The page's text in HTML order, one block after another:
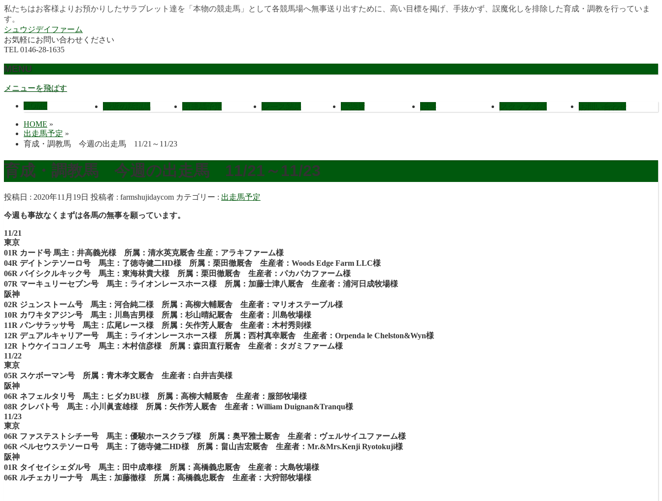
私たちはお客様よりお預かりしたサラブレット達を「本物の競走馬」として各競馬場へ無事送り出すために、高い目標を掲げ、手抜かず、誤魔化しを排除した育成・調教を行っていま
す。
シュウジデイファーム
お気軽にお問い合わせください
TEL 0146-28-1635
MENU
メニューを飛ばす
HOME »
出走馬予定 »
育成・調教馬 今週の出走馬 11/21～11/23
育成・調教馬 今週の出走馬 11/21～11/23
投稿日 : 2020年11月19日 投稿者 : farmshujidaycom カテゴリー : 出走馬予定
今週も事故なくまずは各馬の無事を願っています。
11/21
東京
01R カード号 馬主：井高義光様 所属：清水英克厩舎 生産：アラキファーム様
04R デイトンテソーロ号 馬主：了徳寺健二HD様 所属：栗田徹厩舎 生産者：Woods Edge Farm LLC様
06R バイシクルキック号 馬主：東海林貴大様 所属：栗田徹厩舎 生産者：パカパカファーム様
07R マーキュリーセブン号 馬主：ライオンレースホース様 所属：加藤士津八厩舎 生産者：浦河日成牧場様
阪神
02R ジュンストーム号 馬主：河合純二様 所属：高柳大輔厩舎 生産者：マリオステーブル様
10R カワキタアジン号 馬主：川島吉男様 所属：杉山晴紀厩舎 生産者：川島牧場様
11R パンサラッサ号 馬主：広尾レース様 所属：矢作芳人厩舎 生産者：木村秀則様
12R デュアルキャリアー号 馬主：ライオンレースホース様 所属：西村真幸厩舎 生産者：Orpenda le Chelston&Wyn様
12R トウケイココノエ号 馬主：木村信彦様 所属：森田直行厩舎 生産者：タガミファーム様
11/22
東京
05R スケボーマン号 所属：青木孝文厩舎 生産者：白井吉美様
阪神
06R ネフェルタリ号 馬主：ヒダカBU様 所属：高柳大輔厩舎 生産者：服部牧場様
08R クレパト号 馬主：小川眞査雄様 所属：矢作芳人厩舎 生産者：William Duignan&Tranqu様
11/23
東京
06R ファステストシチー号 馬主：優駿ホースクラブ様 所属：奥平雅士厩舎 生産者：ヴェルサイユファーム様
06R ペルセウステソーロ号 馬主：了徳寺健二HD様 所属：畠山吉宏厩舎 生産者：Mr.&Mrs.Kenji Ryotokuji様
阪神
01R タイセイシェダル号 馬主：田中成奉様 所属：高橋義忠厩舎 生産者：大島牧場様
06R ルチェカリーナ号 馬主：加藤徹様 所属：高橋義忠厩舎 生産者：大狩部牧場様